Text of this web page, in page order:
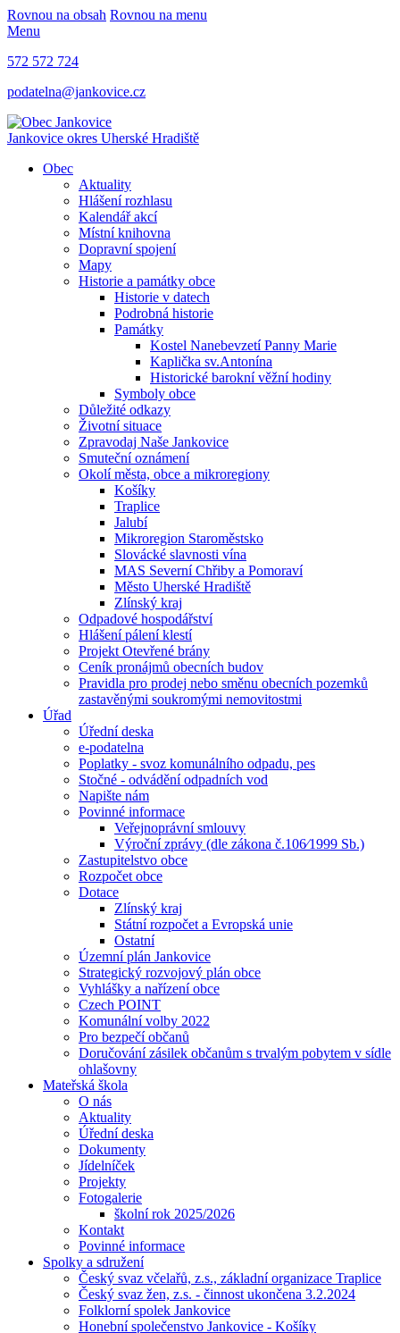
Rovnou na obsah Rovnou na menu
Menu
572 572 724
podatelna@jankovice.cz
Jankovice okres Uherské Hradiště
Obec
Aktuality
Hlášení rozhlasu
Kalendář akcí
Místní knihovna
Dopravní spojení
Mapy
Historie a památky obce
Historie v datech
Podrobná historie
Památky
Kostel Nanebevzetí Panny Marie
Kaplička sv.Antonína
Historické barokní věžní hodiny
Symboly obce
Důležité odkazy
Životní situace
Zpravodaj Naše Jankovice
Smuteční oznámení
Okolí města, obce a mikroregiony
Košíky
Traplice
Jalubí
Mikroregion Staroměstsko
Slovácké slavnosti vína
MAS Severní Chřiby a Pomoraví
Město Uherské Hradiště
Zlínský kraj
Odpadové hospodářství
Hlášení pálení klestí
Projekt Otevřené brány
Ceník pronájmů obecních budov
Pravidla pro prodej nebo směnu obecních pozemků
zastavěnými soukromými nemovitostmi
Úřad
Úřední deska
e-podatelna
Poplatky - svoz komunálního odpadu, pes
Stočné - odvádění odpadních vod
Napište nám
Povinné informace
Veřejnoprávní smlouvy
Výroční zprávy (dle zákona č.106⁄1999 Sb.)
Zastupitelstvo obce
Rozpočet obce
Dotace
Zlínský kraj
Státní rozpočet a Evropská unie
Ostatní
Územní plán Jankovice
Strategický rozvojový plán obce
Vyhlášky a nařízení obce
Czech POINT
Komunální volby 2022
Pro bezpečí občanů
Doručování zásilek občanům s trvalým pobytem v sídle
ohlašovny
Mateřská škola
O nás
Aktuality
Úřední deska
Dokumenty
Jídelníček
Projekty
Fotogalerie
školní rok 2025/2026
Kontakt
Povinné informace
Spolky a sdružení
Český svaz včelařů, z.s., základní organizace Traplice
Český svaz žen, z.s. - činnost ukončena 3.2.2024
Folklorní spolek Jankovice
Honební společenstvo Jankovice - Košíky